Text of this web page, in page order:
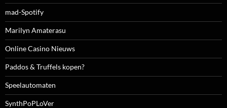
mad-Spotify
Marilyn Amaterasu
Online Casino Nieuws
Paddos & Truffels kopen?
Speelautomaten
SynthPoPLoVer